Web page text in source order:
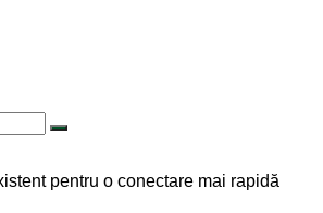
pentru o conectare mai rapidă